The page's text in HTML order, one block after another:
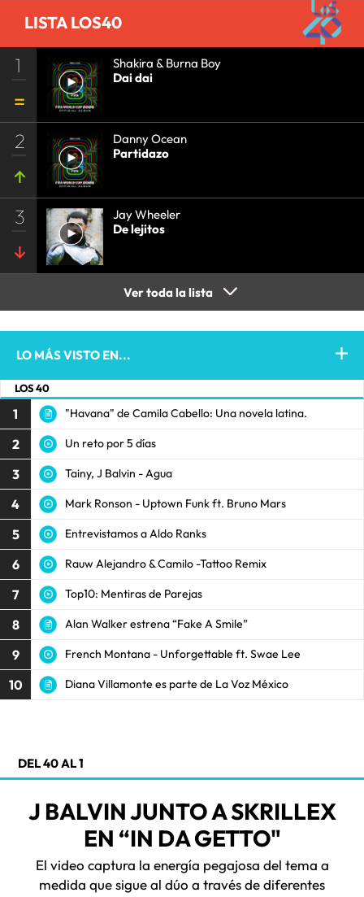
LISTA LOS40
1
Shakira & Burna Boy
Dai dai
2
Danny Ocean
Partidazo
3
Jay Wheeler
De lejitos
Ver toda la lista
LO MÁS VISTO EN...
LOS 40
1 "Havana" de Camila Cabello: Una novela latina.
2 Un reto por 5 días
3 Tainy, J Balvin - Agua
4 Mark Ronson - Uptown Funk ft. Bruno Mars
5 Entrevistamos a Aldo Ranks
6 Rauw Alejandro & Camilo -Tattoo Remix
7 Top10: Mentiras de Parejas
8 Alan Walker estrena “Fake A Smile”
9 French Montana - Unforgettable ft. Swae Lee
10 Diana Villamonte es parte de La Voz México
DEL 40 AL 1
J BALVIN JUNTO A SKRILLEX
EN “IN DA GETTO"
El video captura la energía pegajosa del tema a
medida que sigue al dúo a través de diferentes